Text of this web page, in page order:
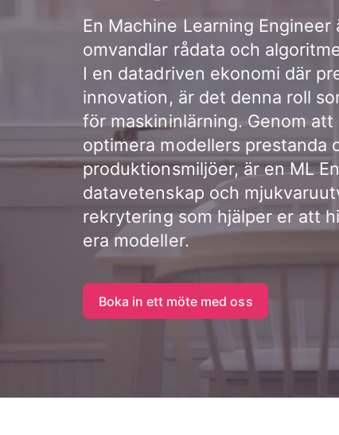
En Machine Learning
omvandlar rådata och
I en datadriven ekonomi där
innovation, är det denna roll
för maskininlärning. Genom
optimera modellers prestanda
produktionsmiljöer, är en ML
datavetenskap och
rekrytering som hjälper er att
era modeller.
Boka in ett möte med oss